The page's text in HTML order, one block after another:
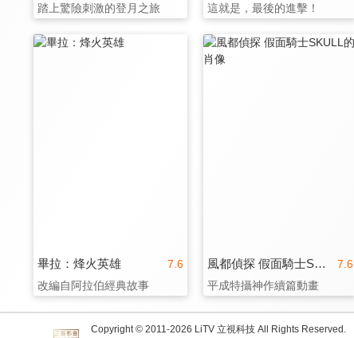
踏上驚險刺激的登月之旅 這就是，最後的進擊！
7.6
畢拉：烽火英雄
改編自阿拉伯經典故事
7.6
風都偵探 假面騎士SKULL的肖像
平成特攝神作續篇動畫
Copyright © 2011-2026 LiTV 立視科技 All Rights Reserved.